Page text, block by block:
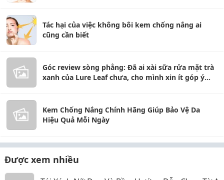
Tác hại của việc không bôi kem chống nắng ai
cũng cần biết
Góc review sòng phẳng: Đã ai xài sữa rửa mặt trà
xanh của Lure Leaf chưa, cho mình xin ít góp ý
Kem Chống Nắng Chính Hãng Giúp Bảo Vệ Da
Hiệu Quả Mỗi Ngày
Được xem nhiều